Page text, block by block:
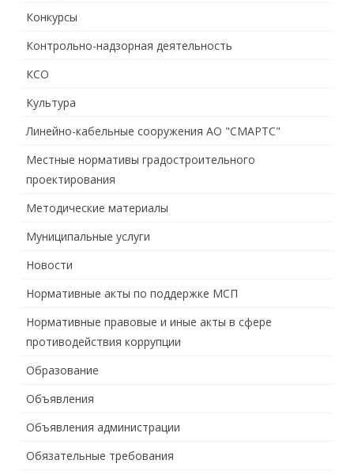
Конкурсы
Контрольно-надзорная деятельность
КСО
Культура
Линейно-кабельные сооружения АО "СМАРТС"
Местные нормативы градостроительного
проектирования
Методические материалы
Муниципальные услуги
Новости
Нормативные акты по поддержке МСП
Нормативные правовые и иные акты в сфере
противодействия коррупции
Образование
Объявления
Объявления администрации
Обязательные требования